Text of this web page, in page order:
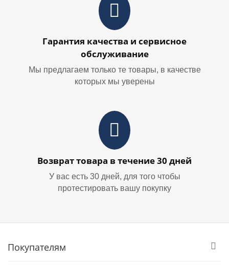
Гарантия качества и сервисное
обслуживание
Мы предлагаем только те товары, в качестве
которых мы уверены
Возврат товара в течение 30 дней
У вас есть 30 дней, для того чтобы
протестировать вашу покупку
Покупателям